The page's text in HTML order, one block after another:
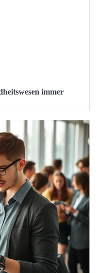
immer